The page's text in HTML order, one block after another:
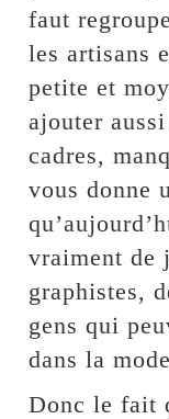
faut
les artisans
petite et
ajouter
cadres,
vous donne
vraiment de
graphistes,
gens qui
dans la
Donc le fait